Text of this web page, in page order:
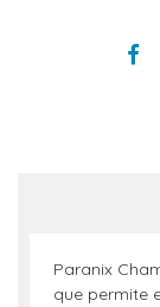
Paranix
que permite